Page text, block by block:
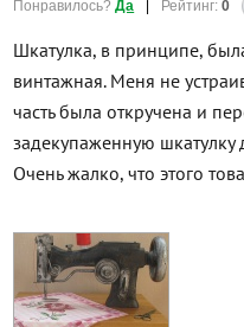
Понравилось?Да | Рейтинг:0
Шкатулка, в принципе,
винтажная. Меня не
часть была откручена и
задекупаженную шкатулку
Очень жалко, что этого